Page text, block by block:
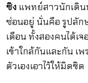
ซิง แพทย์สาวนักเดิ
ซ่อนอยู่ นั่นคือ รูปลัก
เดือน ทั้งสองคนได้เ
เข้าใกล้กันและกัน เ
ตัวเองเอาไว้ให้มิดชิด